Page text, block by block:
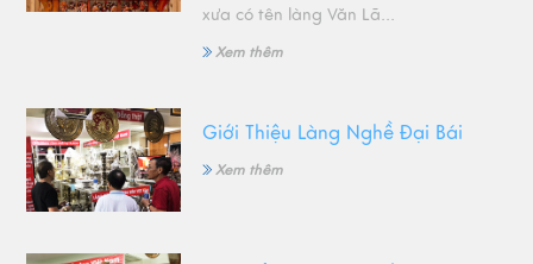
xưa có tên làng Văn Lã...
Xem thêm
Giới Thiệu Làng Nghề Đại Bái
Xem thêm